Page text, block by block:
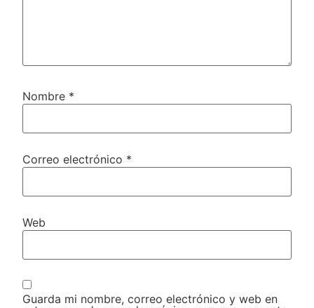
Nombre *
Correo electrónico *
Web
Guarda mi nombre, correo electrónico y web en